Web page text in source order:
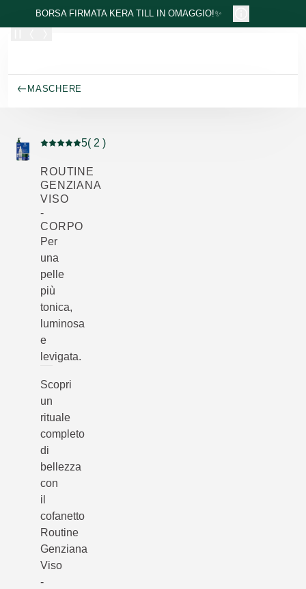
Passa al contenuto principale
BORSA FIRMATA KERA TILL IN OMAGGIO!✨
MASCHERE
Valutazione attuale: 5 su 5 stelle recensito da 2
5( 2 )
ROUTINE
GENZIANA
VISO
-
CORPO
Per
una
pelle
più
tonica,
luminosa
e
levigata.
Scopri
un
rituale
completo
di
bellezza
con
il
cofanetto
Routine
Genziana
Viso
-